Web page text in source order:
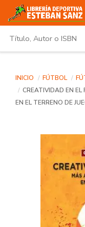
INICIO FÚTBOL
CREATIVIDAD EN
EN EL TERRENO DE